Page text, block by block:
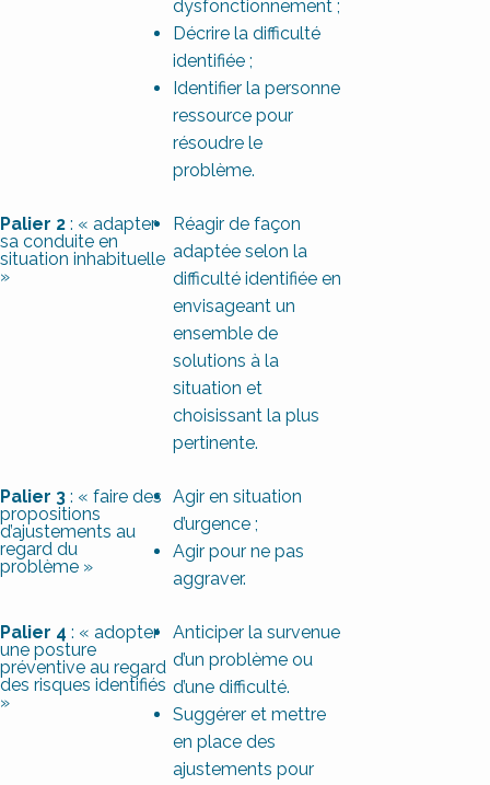
dysfonctionnement ;
Décrire la difficulté
identifiée ;
Identifier la personne
ressource pour
résoudre le
problème.
Palier 2 : « adapter
sa conduite en
situation inhabituelle
»
Réagir de façon
adaptée selon la
difficulté identifiée en
envisageant un
ensemble de
solutions à la
situation et
choisissant la plus
pertinente.
Palier 3 : « faire des
propositions
d’ajustements au
regard du
problème »
Agir en situation
d’urgence ;
Agir pour ne pas
aggraver.
Palier 4 : « adopter
une posture
préventive au regard
des risques identifiés
»
Anticiper la survenue
d’un problème ou
d’une difficulté.
Suggérer et mettre
en place des
ajustements pour